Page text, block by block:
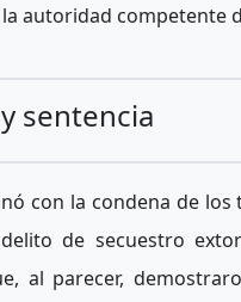
la autoridad
sentencia
con la condena de
de secuestro
al parecer,